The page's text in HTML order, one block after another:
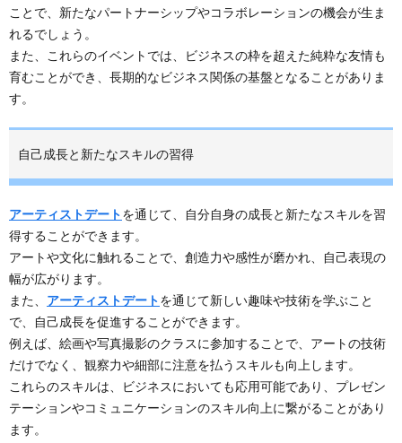
ことで、新たなパートナーシップやコラボレーションの機会が生ま
れるでしょう。
また、これらのイベントでは、ビジネスの枠を超えた純粋な友情も
育むことができ、長期的なビジネス関係の基盤となることがありま
す。
自己成長と新たなスキルの習得
アーティストデートを通じて、自分自身の成長と新たなスキルを習
得することができます。
アートや文化に触れることで、創造力や感性が磨かれ、自己表現の
幅が広がります。
また、 アーティストデートを通じて新しい趣味や技術を学ぶこと
で、自己成長を促進することができます。
例えば、絵画や写真撮影のクラスに参加することで、アートの技術
だけでなく、観察力や細部に注意を払うスキルも向上します。
これらのスキルは、ビジネスにおいても応用可能であり、プレゼン
テーションやコミュニケーションのスキル向上に繋がることがあり
ます。